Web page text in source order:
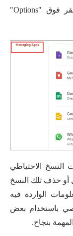
الخطوة 2: ابحث عن رمز الواتس أب وانقر فوق "Options"
النسخ الاحتياطي
أو حذف تلك النسخ
الواردة فيه
باستخدام بعض
بنجاح.